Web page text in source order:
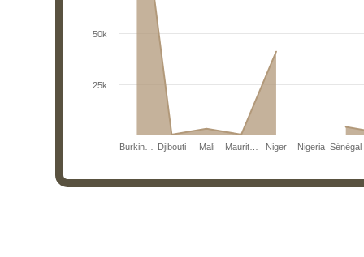
Burkin… Djibouti Mali Maurit… Niger Nigeria Sénégal
25k
50k